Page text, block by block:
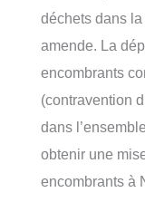
déchets dans
amende. La
encombrants
(contravention
dans
obtenir une
encombrants à